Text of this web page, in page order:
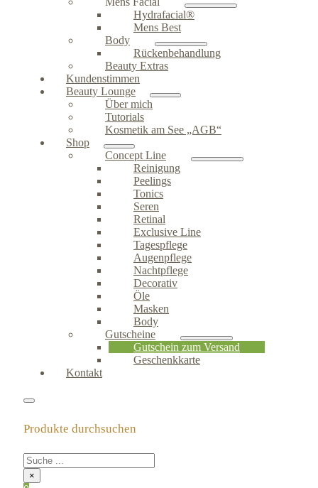
Hydrafacial®
Mens Best
Body
Rückenbehandlung
Beauty Extras
Kundenstimmen
Beauty Lounge
Über mich
Tutorials
Kosmetik am See „AGB“
Shop
Concept Line
Reinigung
Peelings
Tonics
Seren
Retinal
Exclusive Line
Tagespflege
Augenpflege
Nachtpflege
Decorativ
Öle
Masken
Body
Gutscheine
Gutschein zum Versand
Geschenkkarte
Kontakt
Produkte durchsuchen
×